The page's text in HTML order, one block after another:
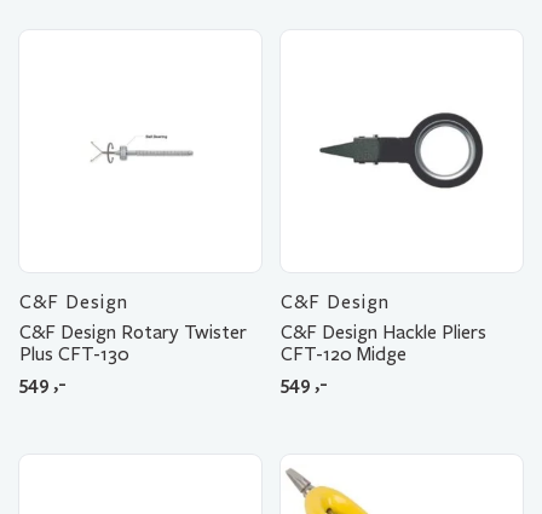
C&F Design
C&F Design Rotary Twister
Plus CFT-130
549 ,-
C&F Design
C&F Design Hackle Pliers
CFT-120 Midge
549 ,-